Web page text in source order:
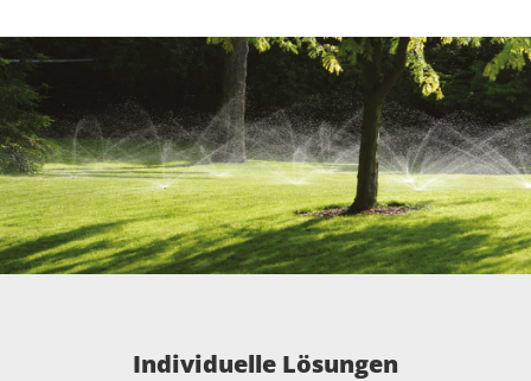
Individuelle Lösungen